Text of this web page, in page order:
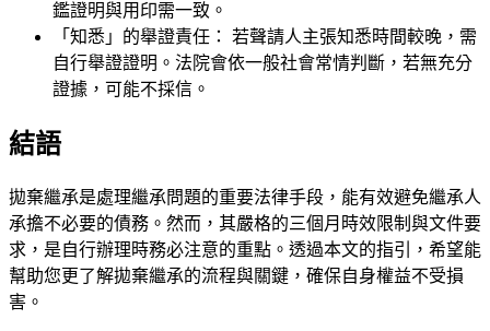
鑑證明與用印需一致。
「知悉」的舉證責任： 若聲請人主張知悉時間較晚，需
自行舉證證明。法院會依一般社會常情判斷，若無充分
證據，可能不採信。
結語
拋棄繼承是處理繼承問題的重要法律手段，能有效避免繼承人
承擔不必要的債務。然而，其嚴格的三個月時效限制與文件要
求，是自行辦理時務必注意的重點。透過本文的指引，希望能
幫助您更了解拋棄繼承的流程與關鍵，確保自身權益不受損
害。